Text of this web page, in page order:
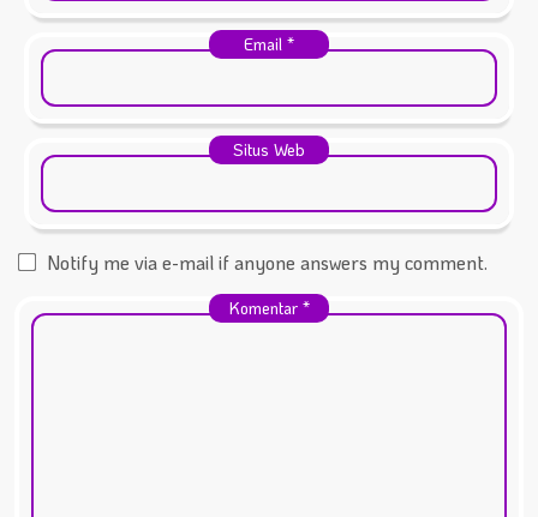
Email *
Situs Web
Notify me via e-mail if anyone answers my comment.
Komentar *